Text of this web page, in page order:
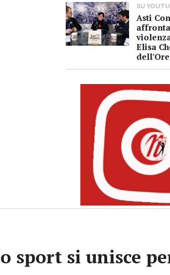
SU
Asti
Elisa
sport si unisce